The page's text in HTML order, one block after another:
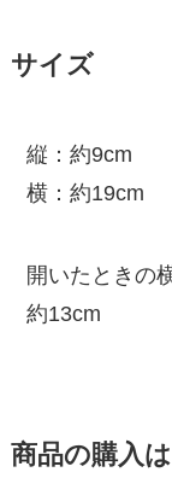
サイズ
縦：約9cm
横：約19cm
開いたときの
約13cm
商品の購入